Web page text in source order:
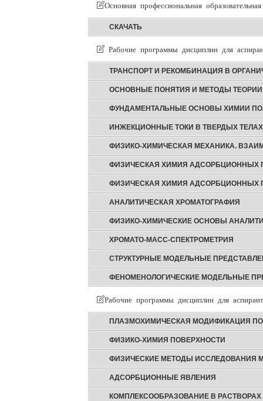
Основная профессиональная
СКАЧАТЬ
Рабочие программы дисциплин для
ТРАНСПОРТ И РЕКОМБИНАЦИЯ В
ОСНОВНЫЕ ПОНЯТИЯ И МЕТОДЫ
ФУНДАМЕНТАЛЬНЫЕ ОСНОВЫ ХИМИИ
ИНЖЕКЦИОННЫЕ ТОКИ В ТВЕРДЫХ ТЕЛАХ
ФИЗИКО-ХИМИЧЕСКАЯ МЕХАНИКА.
ФИЗИЧЕСКАЯ ХИМИЯ АДСОРБЦИОННЫХ
ФИЗИЧЕСКАЯ ХИМИЯ АДСОРБЦИОННЫХ
АНАЛИТИЧЕСКАЯ ХРОМАТОГРАФИЯ
ФИЗИКО-ХИМИЧЕСКИЕ ОСНОВЫ
ХРОМАТО-МАСС-СПЕКТРОМЕТРИЯ
СТРУКТУРНЫЕ МОДЕЛЬНЫЕ
ФЕНОМЕНОЛОГИЧЕСКИЕ МОДЕЛЬНЫЕ
Рабочие программы дисциплин для
ПЛАЗМОХИМИЧЕСКАЯ МОДИФИКАЦИЯ
ФИЗИКО-ХИМИЯ ПОВЕРХНОСТИ
ФИЗИЧЕСКИЕ МЕТОДЫ ИССЛЕДОВАНИЯ
АДСОРБЦИОННЫЕ ЯВЛЕНИЯ
КОМПЛЕКСООБРАЗОВАНИЕ В